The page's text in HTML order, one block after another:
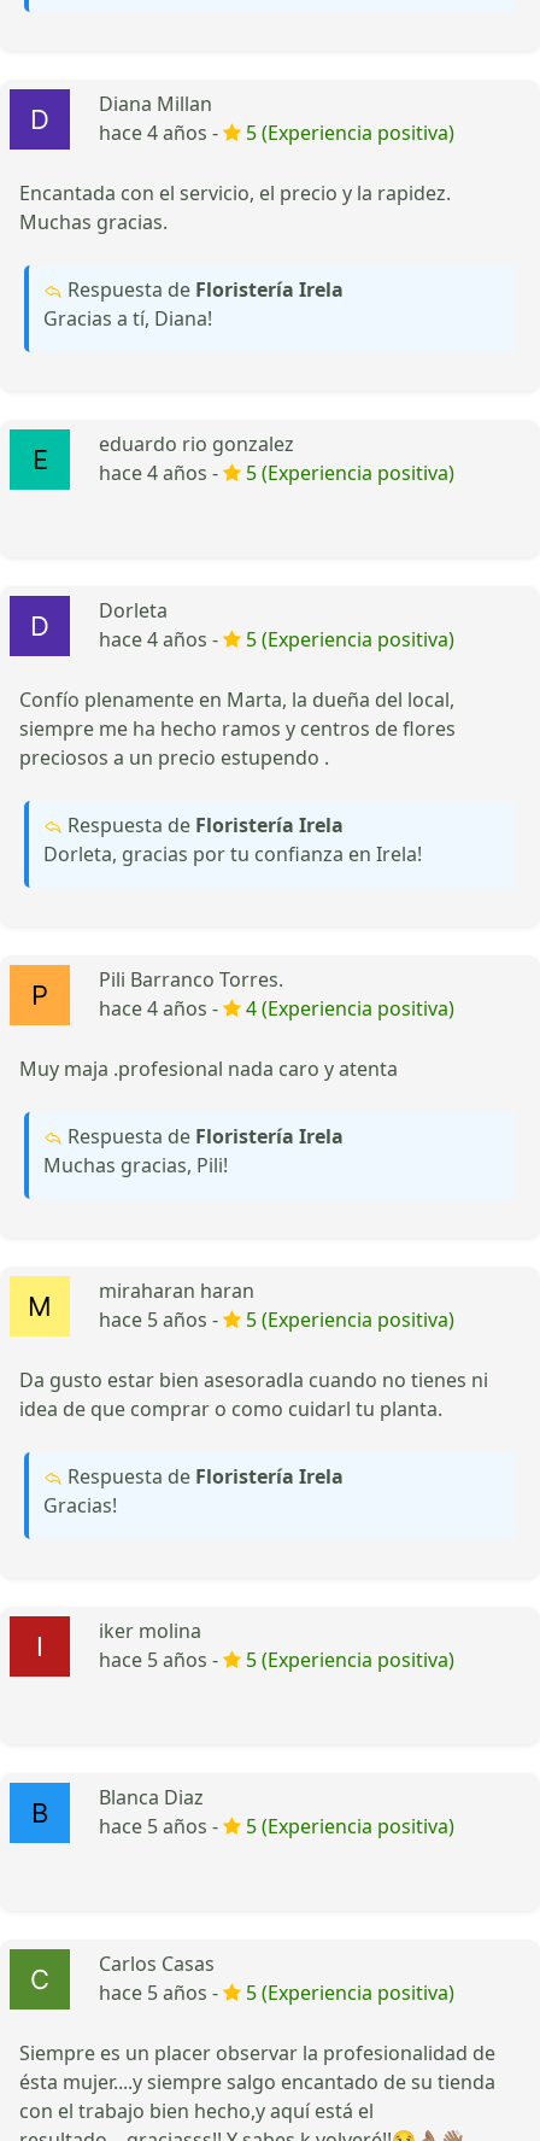
Diana Millan
hace 4 años -
5 (Experiencia positiva)
Encantada con el servicio, el precio y la rapidez.
Muchas gracias.
Respuesta de Floristería Irela
Gracias a tí, Diana!
eduardo rio gonzalez
hace 4 años -
5 (Experiencia positiva)
Dorleta
hace 4 años -
5 (Experiencia positiva)
Confío plenamente en Marta, la dueña del local,
siempre me ha hecho ramos y centros de flores
preciosos a un precio estupendo .
Respuesta de Floristería Irela
Dorleta, gracias por tu confianza en Irela!
Pili Barranco Torres.
hace 4 años -
4 (Experiencia positiva)
Muy maja .profesional nada caro y atenta
Respuesta de Floristería Irela
Muchas gracias, Pili!
miraharan haran
hace 5 años -
5 (Experiencia positiva)
Da gusto estar bien asesoradla cuando no tienes ni
idea de que comprar o como cuidarl tu planta.
Respuesta de Floristería Irela
Gracias!
iker molina
hace 5 años -
5 (Experiencia positiva)
Blanca Diaz
hace 5 años -
5 (Experiencia positiva)
Carlos Casas
hace 5 años -
5 (Experiencia positiva)
Siempre es un placer observar la profesionalidad de
ésta mujer....y siempre salgo encantado de su tienda
con el trabajo bien hecho,y aquí está el